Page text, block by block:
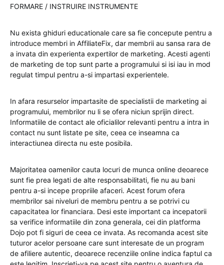
FORMARE / INSTRUIRE INSTRUMENTE
Nu exista ghiduri educationale care sa fie concepute pentru a
introduce membri in AffiliateFix, dar membrii au sansa rara de
a invata din experienta expertilor de marketing. Acesti agenti
de marketing de top sunt parte a programului si isi iau in mod
regulat timpul pentru a-si impartasi experientele.
In afara resurselor impartasite de specialistii de marketing ai
programului, membrilor nu li se ofera niciun sprijin direct.
Informatiile de contact ale oficialilor relevanti pentru a intra in
contact nu sunt listate pe site, ceea ce inseamna ca
interactiunea directa nu este posibila.
Majoritatea oamenilor cauta locuri de munca online deoarece
sunt fie prea legati de alte responsabilitati, fie nu au bani
pentru a-si incepe propriile afaceri. Acest forum ofera
membrilor sai niveluri de membru pentru a se potrivi cu
capacitatea lor financiara. Desi este important ca incepatorii
sa verifice informatiile din zona generala, cei din platforma
Dojo pot fi siguri de ceea ce invata. As recomanda acest site
tuturor acelor persoane care sunt interesate de un program
de afiliere autentic, deoarece recenziile online indica faptul ca